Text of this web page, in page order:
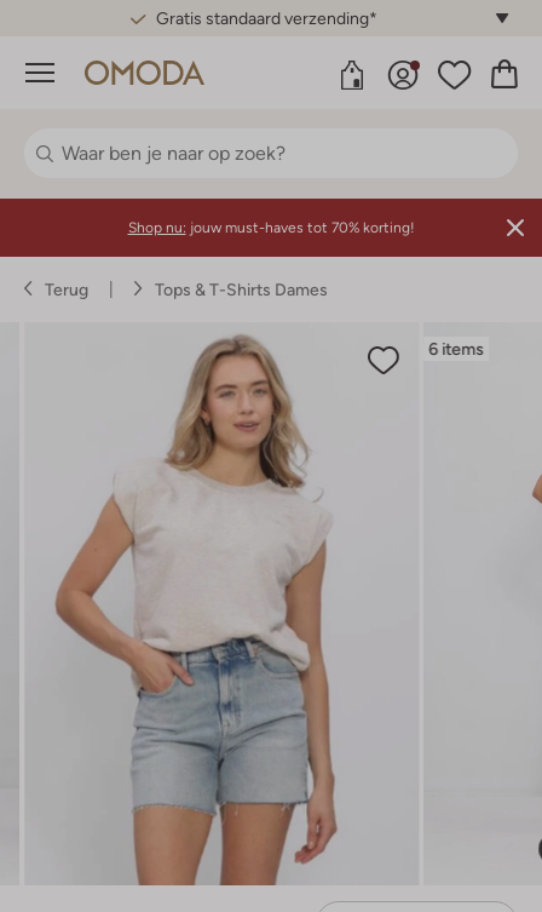
Gratis standaard verzending*
Menu
Shop nu: jouw must-haves tot 70% korting!
Terug Tops & T-Shirts Dames
6 items